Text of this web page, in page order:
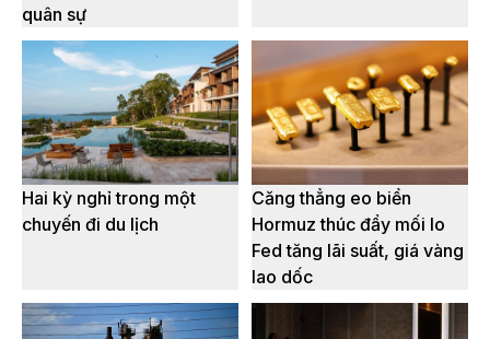
quân sự
Hai kỳ nghỉ trong một
chuyến đi du lịch
Căng thẳng eo biển
Hormuz thúc đẩy mối lo
Fed tăng lãi suất, giá vàng
lao dốc